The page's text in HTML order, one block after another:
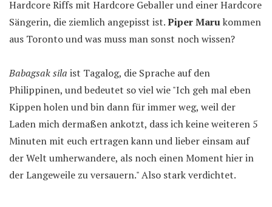
Hardcore Riffs mit Hardcore Geballer und einer Hardcore
Sängerin, die ziemlich angepisst ist.Piper Marukommen
aus Toronto und was muss man sonst noch wissen?
Babagsak sila ist Tagalog, die Sprache auf den
Philippinen, und bedeutet so viel wie "Ich geh mal eben
Kippen holen und bin dann für immer weg, weil der
Laden mich dermaßen ankotzt, dass ich keine weiteren 5
Minuten mit euch ertragen kann und lieber einsam auf
der Welt umherwandere, als noch einen Moment hier in
der Langeweile zu versauern." Also stark verdichtet.